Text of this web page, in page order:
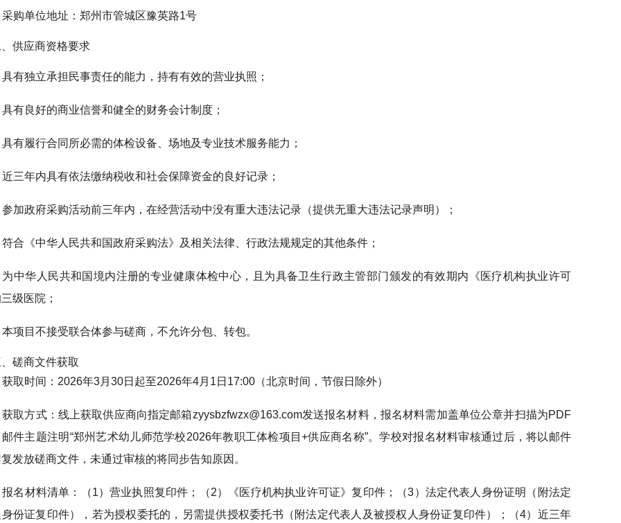
采购单位地址：郑州市管城区豫英路1号
、供应商资格要求
具有独立承担民事责任的能力，持有有效的营业执照；
具有良好的商业信誉和健全的财务会计制度；
具有履行合同所必需的体检设备、场地及专业技术服务能力；
近三年内具有依法缴纳税收和社会保障资金的良好记录；
参加政府采购活动前三年内，在经营活动中没有重大违法记录（提供无重大违法记录声明）；
符合《中华人民共和国政府采购法》及相关法律、行政法规规定的其他条件；
为中华人民共和国境内注册的专业健康体检中心，且为具备卫生行政主管部门颁发的有效期内《医疗机构执业许可
级医院；
本项目不接受联合体参与磋商，不允许分包、转包。
磋商文件获取
获取时间：2026年3月30日起至2026年4月1日17:00（北京时间，节假日除外）
获取方式：线上获取供应商向指定邮箱zyysbzfwzx@163.com发送报名材料，报名材料需加盖单位公章并扫描为PDF
件主题注明“郑州艺术幼儿师范学校2026年教职工体检项目+供应商名称”。学校对报名材料审核通过后，将以邮件
发放磋商文件，未通过审核的将同步告知原因。
报名材料清单：（1）营业执照复印件；（2）《医疗机构执业许可证》复印件；（3）法定代表人身份证明（附法定
份证复印件），若为授权委托的，另需提供授权委托书（附法定代表人及被授权人身份证复印件）；（4）近三年